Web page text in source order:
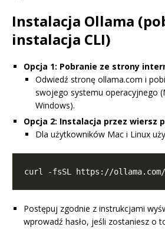
Instalacja Ollama
instalacja CLI)
Opcja 1: Pobranie ze strony
Odwiedź stronę ollama.com i
swojego systemu operacyjnego
Windows).
Opcja 2: Instalacja przez wiersz
Dla użytkowników Mac i Linux
Postępuj zgodnie z instrukcjami
wprowadź hasło, jeśli zostaniesz o